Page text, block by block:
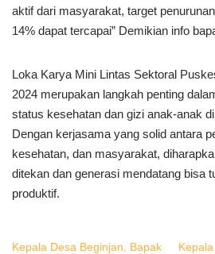
aktif dari masyarakat, target
14% dapat tercapai” Demikian info
Loka Karya Mini Lintas Sektoral
2024 merupakan langkah penting
status kesehatan dan gizi anak-anak
Dengan kerjasama yang solid antara
kesehatan, dan masyarakat,
ditekan dan generasi mendatang bisa
produktif.
Kepala Desa Beginjan, Bapak